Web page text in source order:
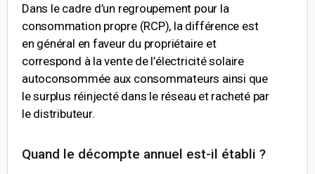
Dans le cadre d’un regroupement pour la
consommation propre (RCP), la différence est
en général en faveur du propriétaire et
correspond à la vente de l’électricité solaire
autoconsommée aux consommateurs ainsi que
le surplus réinjecté dans le réseau et racheté par
le distributeur.
Quand le décompte annuel est-il établi ?